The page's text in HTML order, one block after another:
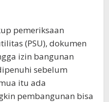
pemeriksaan
(PSU), dokumen
izin bangunan
sebelum
itu ada
pembangunan bisa